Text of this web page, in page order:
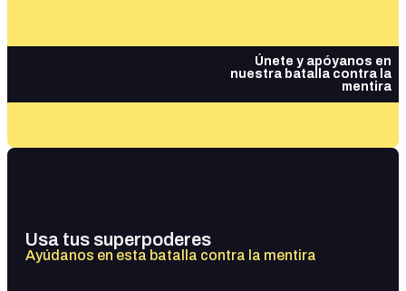
Únete y apóyanos en
nuestra batalla contra la
mentira
Usa tus superpoderes
Ayúdanos en esta batalla contra la mentira